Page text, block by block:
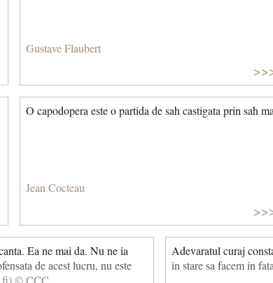
Gustave Flaubert
O capodopera este o partida de sah castigata prin sah
Jean Cocteau
Ea ne mai da. Nu ne ia
de acest lucru, nu este
fi) © CCC
Adevaratul curaj
in stare sa facem in